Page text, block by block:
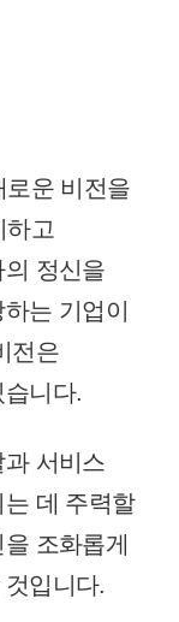
로운 비전을
하고
정신을
는 기업이
전은
니다.
서비스
데 주력할
조화롭게
입니다.